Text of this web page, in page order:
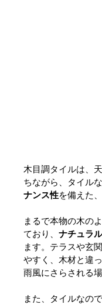
木目調タイルは、
ちながら、タイル
ナンス性を備えた
まるで本物の木の
ており、ナチュラ
ます。テラスや玄
やすく、木材と違
雨風にさらされる
また、タイルなの